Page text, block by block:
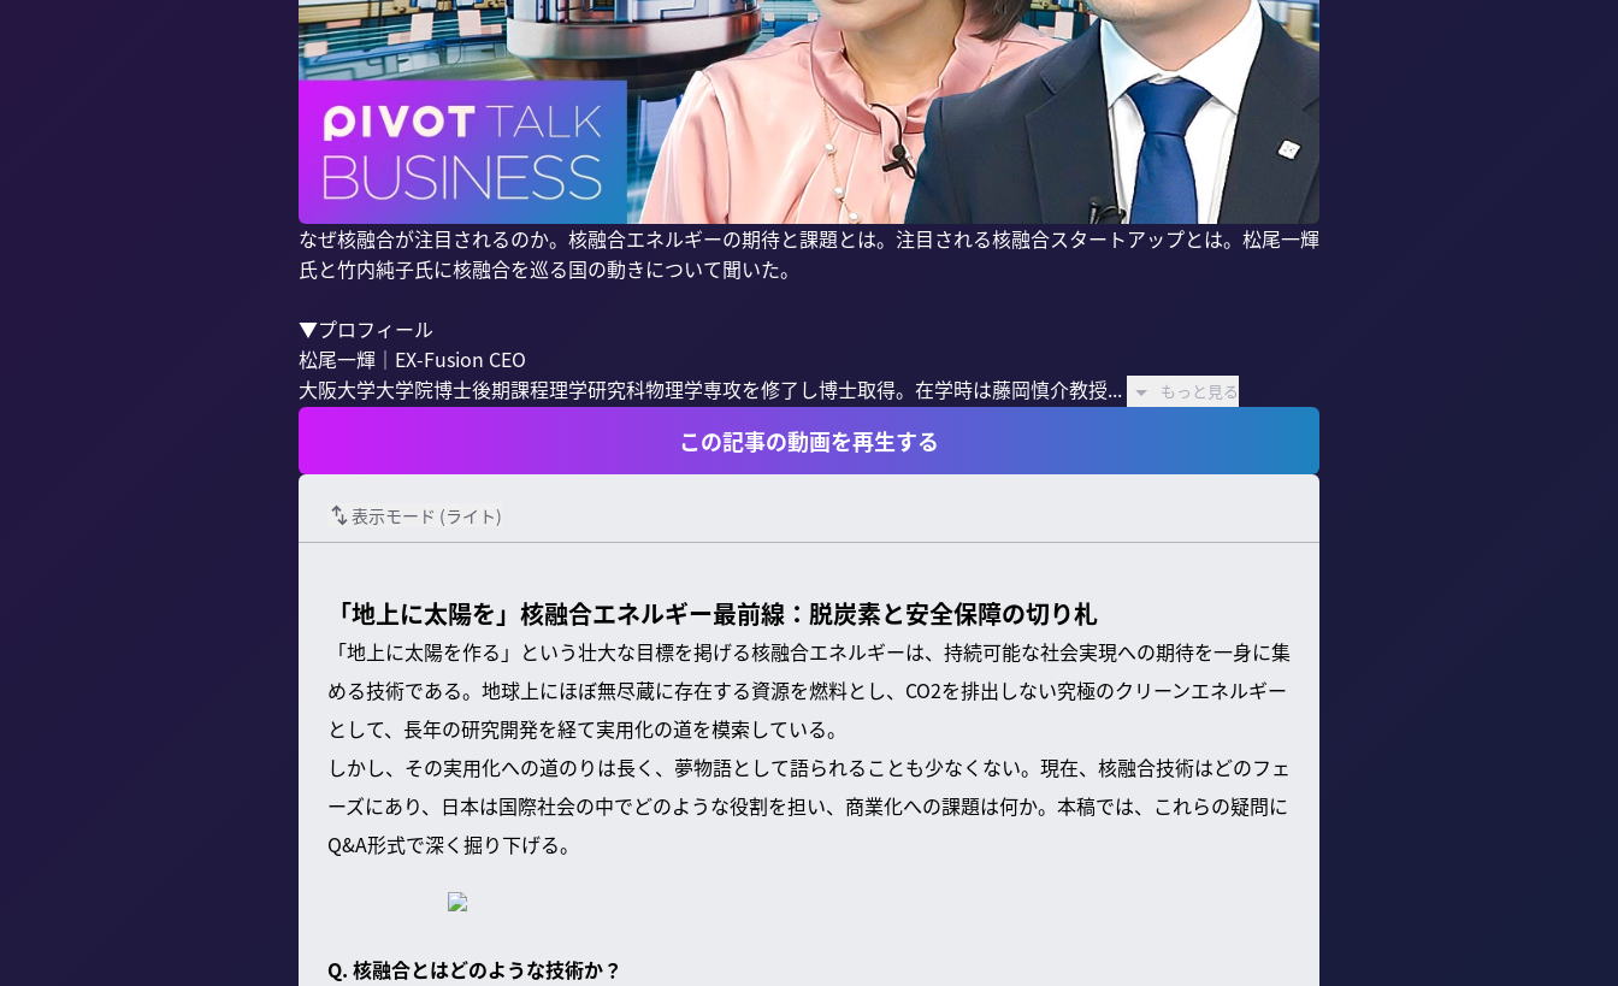
なぜ核融合が注目されるのか。核融合エネルギーの期待と課題とは。注目される核融合スタートアップとは。松尾一輝
氏と竹内純子氏に核融合を巡る国の動きについて聞いた。
▼プロフィール
松尾一輝｜EX-Fusion CEO
大阪大学大学院博士後期課程理学研究科物理学専攻を修了し博士取得。在学時は藤岡慎介教授...
もっと見る
この記事の動画を再生する
表示モード (ライト)
「地上に太陽を」核融合エネルギー最前線：脱炭素と安全保障の切り札
「地上に太陽を作る」という壮大な目標を掲げる核融合エネルギーは、持続可能な社会実現への期待を一身に集
める技術である。地球上にほぼ無尽蔵に存在する資源を燃料とし、CO2を排出しない究極のクリーンエネルギー
として、長年の研究開発を経て実用化の道を模索している。
しかし、その実用化への道のりは長く、夢物語として語られることも少なくない。現在、核融合技術はどのフェ
ーズにあり、日本は国際社会の中でどのような役割を担い、商業化への課題は何か。本稿では、これらの疑問に
Q&A形式で深く掘り下げる。
Q. 核融合とはどのような技術か？